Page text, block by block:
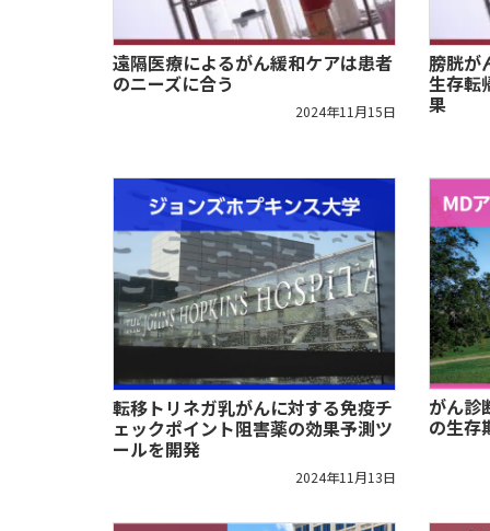
遠隔医療によるがん緩和ケアは患者
のニーズに合う
2024年11月15日
膀胱が
生存転
果
転移トリネガ乳がんに対する免疫チ
ェックポイント阻害薬の効果予測ツ
ールを開発
2024年11月13日
がん診
の生存